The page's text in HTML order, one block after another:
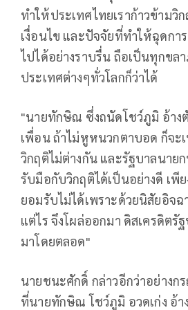
ทำให้ประเทศไทยเราก้าวข้ามวิ
เงื่อนไข และปัจจัยที่ทำให้ฉุดก
ไปได้อย่างราบรื่น ถือเป็นทุกขล
ประเทศต่างๆทั่วโลกก็ว่าได้
"นายทักษิณ ซึ่งถนัดโชว์ภูมิ อ้างตั
เพื่อน ถ้าไม่หูหนวกตาบอด ก็จะ
วิกฤติไม่ต่างกัน และรัฐบาลนาย
รับมือกับวิกฤติได้เป็นอย่างดี เพี
ยอมรับไม่ได้เพราะด้วยนิสัยอิจ
แต่ไร จึงโผล่ออกมา ดิสเครดิตรั
มาโดยตลอด"
นายชนะศักดิ์ กล่าวอีกว่าอย่างก
ที่นายทักษิณ โชว์ภูมิ อวดเก่ง อ้า